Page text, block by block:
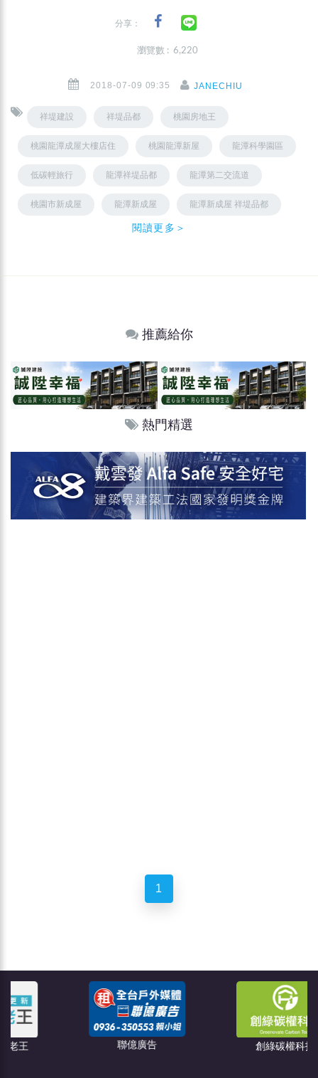
分享：
瀏覽數 : 6,220
2018-07-09 09:35 JANECHIU
祥堤建設 祥堤品都 桃園房地王
桃園龍潭成屋大樓店住 桃園龍潭新屋 龍潭科學園區
低碳輕旅行 龍潭祥堤品都 龍潭第二交流道
桃園市新成屋 龍潭新成屋 龍潭新成屋 祥堤品都
閱讀更多＞
推薦給你
熱門精選
1
創綠碳權科技